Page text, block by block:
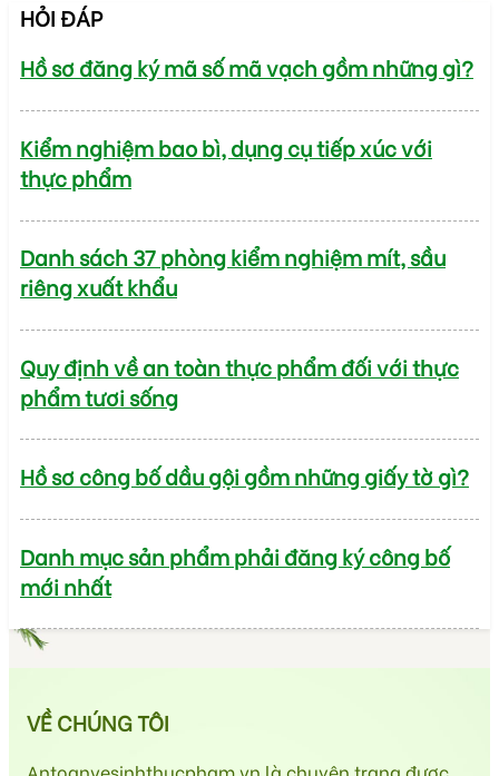
HỎI ĐÁP
Hồ sơ đăng ký mã số mã vạch gồm những gì?
Kiểm nghiệm bao bì, dụng cụ tiếp xúc với
thực phẩm
Danh sách 37 phòng kiểm nghiệm mít, sầu
riêng xuất khẩu
Quy định về an toàn thực phẩm đối với thực
phẩm tươi sống
Hồ sơ công bố dầu gội gồm những giấy tờ gì?
Danh mục sản phẩm phải đăng ký công bố
mới nhất
VỀ CHÚNG TÔI
Antoanvesinhthucpham.vn là chuyên trang được